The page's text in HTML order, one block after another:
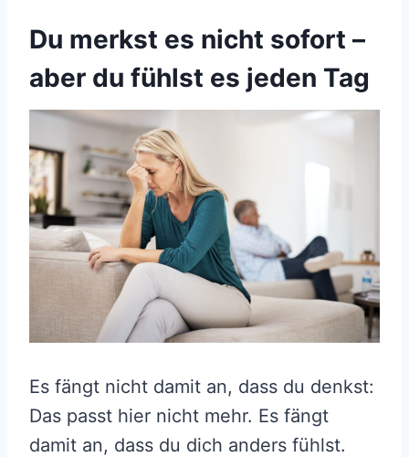
Du merkst es nicht sofort –
aber du fühlst es jeden Tag
Es fängt nicht damit an, dass du denkst:
Das passt hier nicht mehr. Es fängt
damit an, dass du dich anders fühlst.